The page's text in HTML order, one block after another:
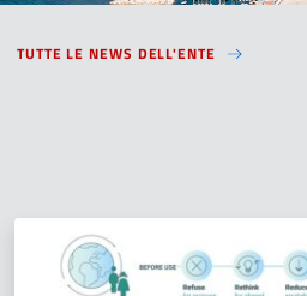
TUTTE LE NEWS DELL'ENTE